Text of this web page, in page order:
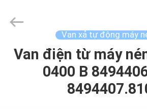
NHÀ
Brando
Hardware
Rights
Reserved.
Van xả tự động máy
Van điện từ máy
0400 B